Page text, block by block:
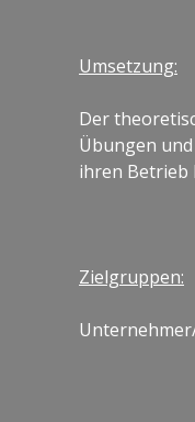
Umsetzung:
Der
Übungen
ihren Betrieb
Zielgruppen: